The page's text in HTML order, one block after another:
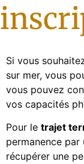
Si vous
sur mer, vous
vous pouvez
vos capacités
Pour le trajet
permanence par
récupérer une